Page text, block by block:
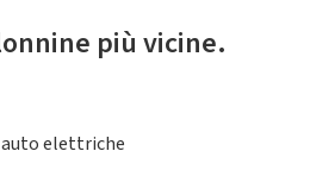
più vicine.
auto elettriche